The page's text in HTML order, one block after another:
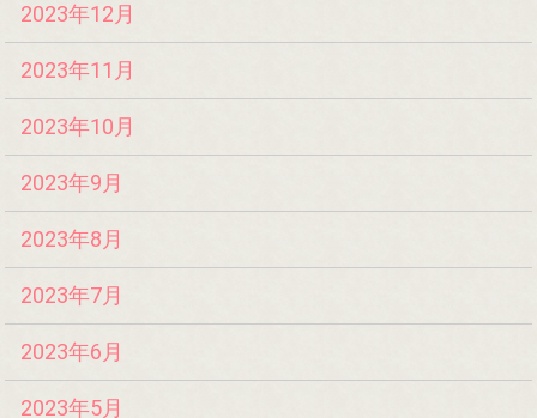
2023年12月
2023年11月
2023年10月
2023年9月
2023年8月
2023年7月
2023年6月
2023年5月